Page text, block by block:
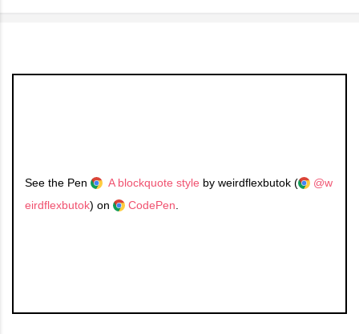
See the Pen A blockquote style by weirdflexbutok (
@w
eirdflexbutok) on CodePen